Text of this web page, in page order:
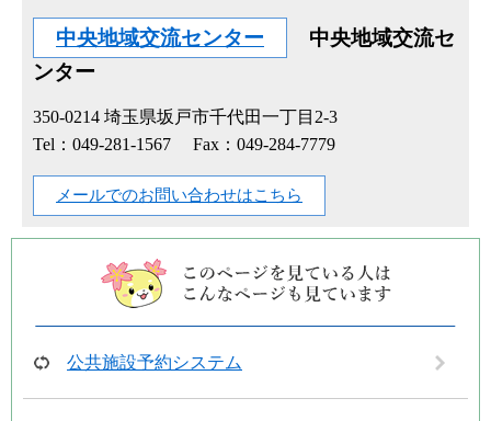
中央地域交流センター
中央地域交流セ
ンター
350-0214 埼玉県坂戸市千代田一丁目2-3
Tel：049-281-1567
Fax：049-284-7779
メールでのお問い合わせはこちら
公共施設予約システム